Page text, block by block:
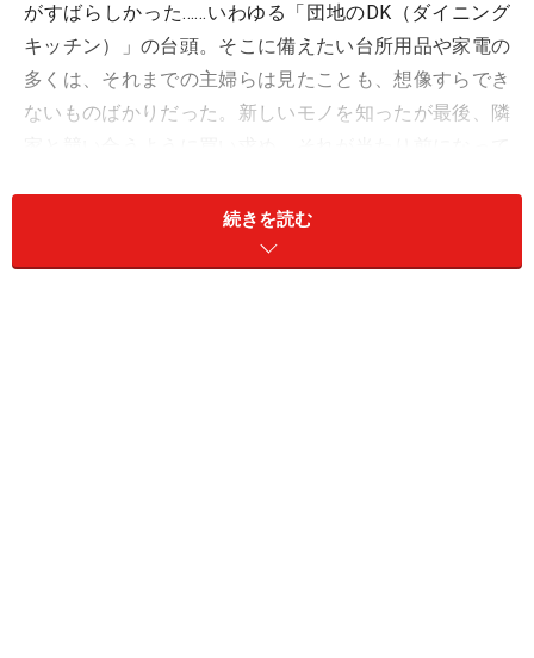
がすばらしかった……いわゆる「団地のDK（ダイニング
キッチン）」の台頭。そこに備えたい台所用品や家電の
多くは、それまでの主婦らは見たことも、想像すらでき
ないものばかりだった。新しいモノを知ったが最後、隣
『戦後』から順を追って考えてみれば、「モノが多過ぎ
続きを読む